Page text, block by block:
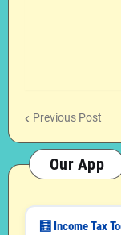
Previous Post
Our App
🧮 Income Tax